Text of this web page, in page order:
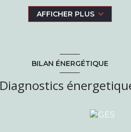
G. Montant estimé des
janvier 2021).
collaborateur salarié de
n°CPI 9301 2017 000 016 341,
- Transactions
823 238 886. Siège social :
AFFICHER PLUS
BILAN ÉNERGÉTIQUE
Diagnostics